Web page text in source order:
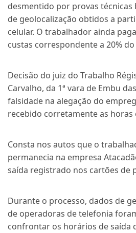
desmentido por provas técnicas
de geolocalização obtidos a
celular. O trabalhador ainda
custas correspondente a 20%
Decisão do juiz do Trabalho
Carvalho, da 1ª vara de Embu
falsidade na alegação do
recebido corretamente as horas
Consta nos autos que o
permanecia na empresa
saída registrado nos cartões de
Durante o processo, dados de
de operadoras de telefonia
confrontar os horários de saída